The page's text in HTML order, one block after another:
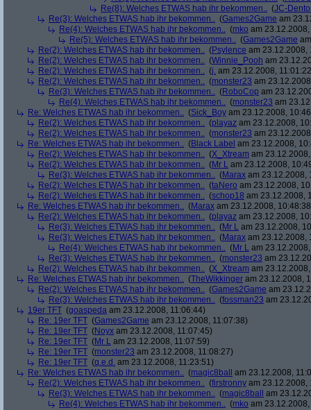
Re(8): Welches ETWAS hab ihr bekommen.. (JC-
Re(3): Welches ETWAS hab ihr bekommen.. (Games2Game am
Re(4): Welches ETWAS hab ihr bekommen.. (mko am
Re(5): Welches ETWAS hab ihr bekommen.. (Games2Game
Re(2): Welches ETWAS hab ihr bekommen.. (Psylence am 23.12.2008,
Re(2): Welches ETWAS hab ihr bekommen.. (Winnie_Pooh am
Re(2): Welches ETWAS hab ihr bekommen.. (j. am 23.12.2008,
Re(2): Welches ETWAS hab ihr bekommen.. (monster23 am
Re(3): Welches ETWAS hab ihr bekommen.. (RoboCop am
Re(4): Welches ETWAS hab ihr bekommen.. (monster23 am
Re: Welches ETWAS hab ihr bekommen.. (Sick_Boy am 23.12.2008,
Re(2): Welches ETWAS hab ihr bekommen.. (playaz am 23.12.2008,
Re(2): Welches ETWAS hab ihr bekommen.. (monster23 am
Re: Welches ETWAS hab ihr bekommen.. (Black Label am 23.12.2008,
Re(2): Welches ETWAS hab ihr bekommen.. (X_Xtream am
Re(2): Welches ETWAS hab ihr bekommen.. (Mr L am 23.12.2008,
Re(3): Welches ETWAS hab ihr bekommen.. (Marax am 23.12.2008,
Re(2): Welches ETWAS hab ihr bekommen.. (taNero am 23.12.2008,
Re(2): Welches ETWAS hab ihr bekommen.. (schop18 am 23.12.2008,
Re: Welches ETWAS hab ihr bekommen.. (Marax am 23.12.2008,
Re(2): Welches ETWAS hab ihr bekommen.. (playaz am 23.12.2008,
Re(3): Welches ETWAS hab ihr bekommen.. (Mr L am 23.12.2008,
Re(3): Welches ETWAS hab ihr bekommen.. (Marax am 23.12.2008,
Re(4): Welches ETWAS hab ihr bekommen.. (Mr L am
Re(3): Welches ETWAS hab ihr bekommen.. (monster23 am
Re(2): Welches ETWAS hab ihr bekommen.. (X_Xtream am
Re: Welches ETWAS hab ihr bekommen.. (TheWikkinger am 23.12.2008,
Re(2): Welches ETWAS hab ihr bekommen.. (Games2Game am
Re(3): Welches ETWAS hab ihr bekommen.. (fossman23 am
19er TFT (goaspeda am 23.12.2008, 11:06:44)
Re: 19er TFT (Games2Game am 23.12.2008, 11:07:38)
Re: 19er TFT (Noyx am 23.12.2008, 11:07:45)
Re: 19er TFT (Mr L am 23.12.2008, 11:07:59)
Re: 19er TFT (monster23 am 23.12.2008, 11:08:27)
Re: 19er TFT (q.e.d. am 23.12.2008, 11:23:51)
Re: Welches ETWAS hab ihr bekommen.. (magic8ball
am 23.12.2008,
Re(2): Welches ETWAS hab ihr bekommen.. (firstronny am 23.12.2008,
Re(3): Welches ETWAS hab ihr bekommen.. (magic8ball
am
Re(4): Welches ETWAS hab ihr bekommen.. (mko am